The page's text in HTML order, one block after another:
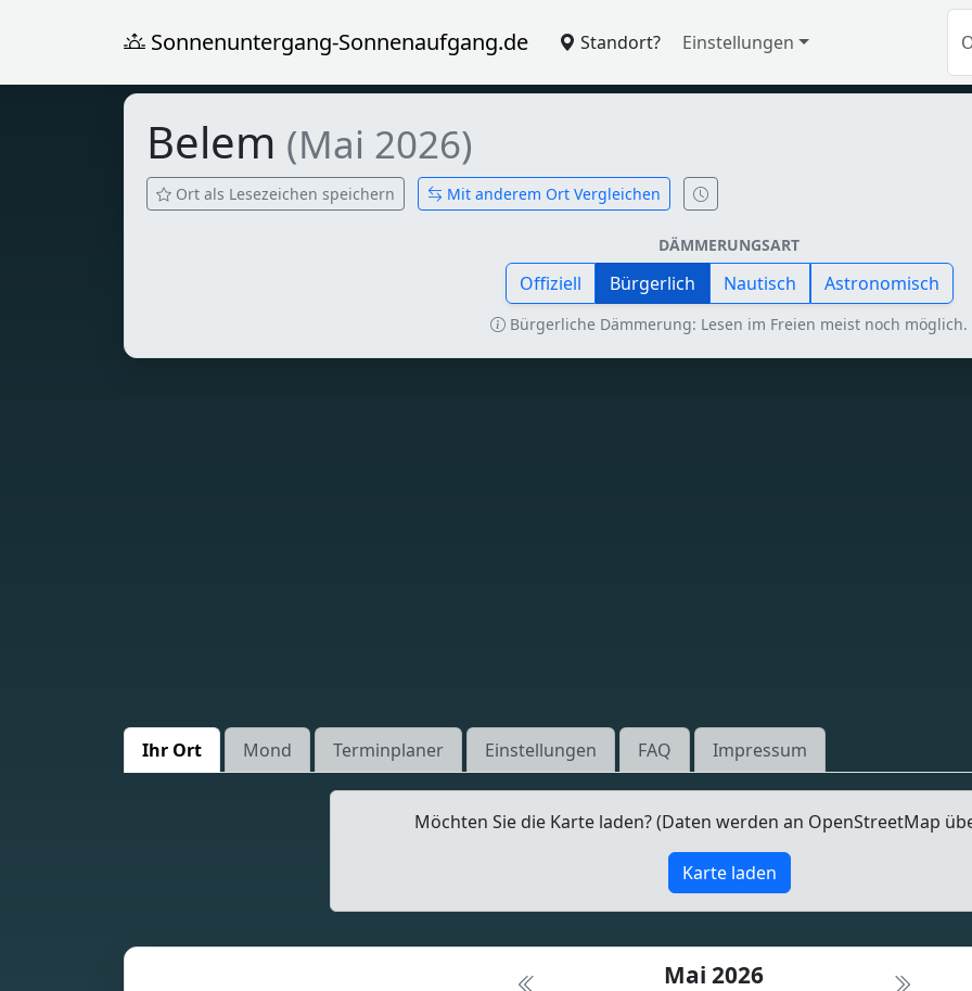
Sonnenuntergang-Sonnenaufgang.de Standort? Einstellungen
Belem (Mai 2026)
Ort als Lesezeichen speichern Mit anderem Ort Vergleichen
DÄMMERUNGSART
Offiziell Bürgerlich Nautisch Astronomisch
Bürgerliche Dämmerung: Lesen im Freien meist noch möglich.
Ihr Ort Mond Terminplaner Einstellungen FAQ Impressum
Möchten Sie die Karte laden? (Daten werden an OpenStreetMap
Karte laden
Mai 2026